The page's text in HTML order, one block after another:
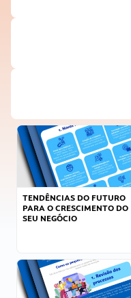
TENDÊNCIAS DO FUTURO
PARA O CRESCIMENTO DO
SEU NEGÓCIO